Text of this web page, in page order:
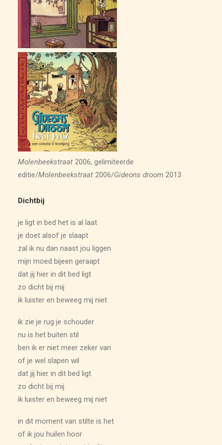
ARCHIEF
Molenbeekstraat 2006, gelimiteerde
editie/Molenbeekstraat 2006/Gideons droom 2013
Dichtbij
je ligt in bed het is al laat
je doet alsof je slaapt
zal ik nu dan naast jou liggen
mijn moed bijeen geraapt
dat jij hier in dit bed ligt
zo dicht bij mij
ik luister en beweeg mij niet
ik zie je rug je schouder
nu is het buiten stil
ben ik er niet meer zeker van
of je wel slapen wil
dat jij hier in dit bed ligt
zo dicht bij mij
ik luister en beweeg mij niet
in dit moment van stilte is het
of ik jou huilen hoor